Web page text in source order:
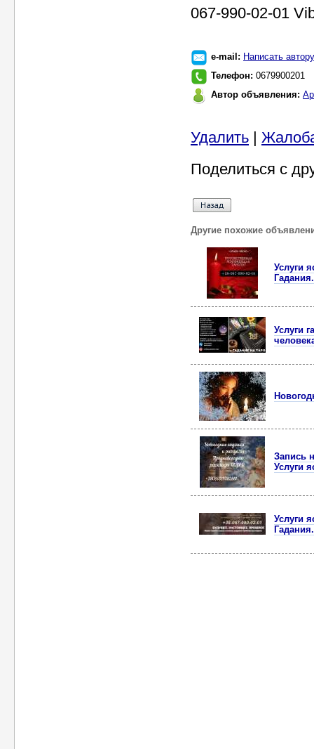
067-990-02-01
e-mail: Написать автору
Телефон: 0679900201
Автор объявления:
Удалить |
Поделиться с
Другие похожие
Услуги
Услуги
Запись
Услуги
Услуги